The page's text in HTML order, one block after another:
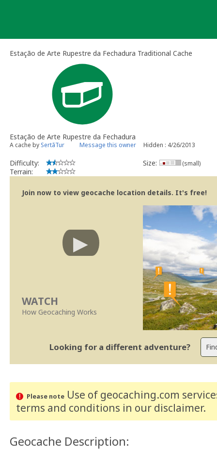
Estação de Arte Rupestre da Fechadura Traditional Cache
Estação de Arte Rupestre da Fechadura
A cache by SertãTur Message this owner Hidden : 4/26/2013
Difficulty:
Terrain:
Size: (small)
Join now to view geocache location details. It's free!
WATCH
How Geocaching Works
Looking for a different adventure?
Please noteUse of geocaching.com
terms and conditions in our disclaimer.
Geocache Description: